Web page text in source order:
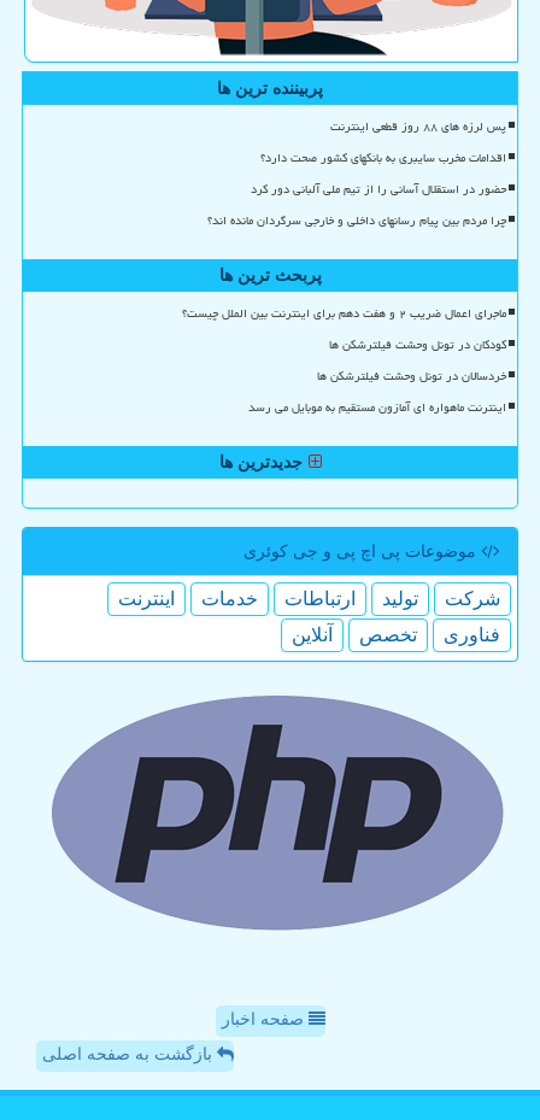
پربیننده ترین ها
پس لرزه های ۸۸ روز قطعی اینترنت
اقدامات مخرب سایبری به بانکهای کشور صحت دارد؟
حضور در استقلال آسانی را از تیم ملی آلبانی دور کرد
چرا مردم بین پیام رسانهای داخلی و خارجی سرگردان مانده اند؟
پربحث ترین ها
ماجرای اعمال ضریب ۲ و هفت دهم برای اینترنت بین الملل چیست؟
کودکان در تونل وحشت فیلترشکن ها
خردسالان در تونل وحشت فیلترشکن ها
اینترنت ماهواره ای آمازون مستقیم به موبایل می رسد
جدیدترین ها
موضوعات پی اچ پی و جی كوئری
شركت تولید ارتباطات خدمات
اینترنت
فناوری
تخصص آنلاین
صفحه اخبار
بازگشت به صفحه اصلی